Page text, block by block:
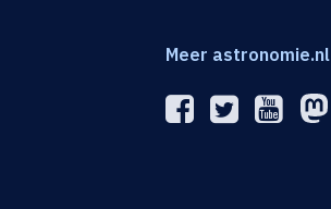
Meer astronomie.nl